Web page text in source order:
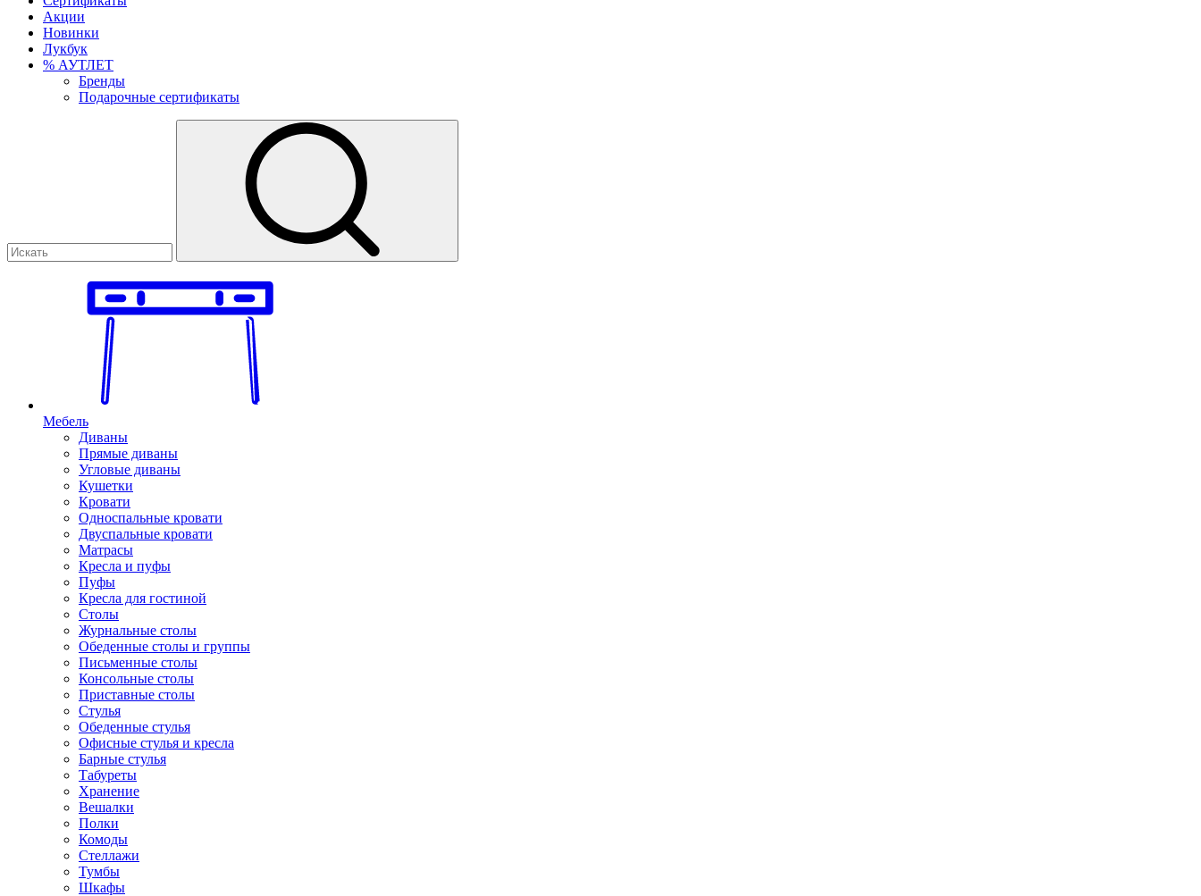
Акции
Новинки
Лукбук
% АУТЛЕТ
Бренды
Подарочные сертификаты
Мебель
Диваны
Прямые диваны
Угловые диваны
Кушетки
Кровати
Односпальные кровати
Двуспальные кровати
Матрасы
Кресла и пуфы
Пуфы
Кресла для гостиной
Столы
Журнальные столы
Обеденные столы и группы
Письменные столы
Консольные столы
Приставные столы
Стулья
Обеденные стулья
Офисные стулья и кресла
Барные стулья
Табуреты
Хранение
Вешалки
Полки
Комоды
Стеллажи
Тумбы
Шкафы